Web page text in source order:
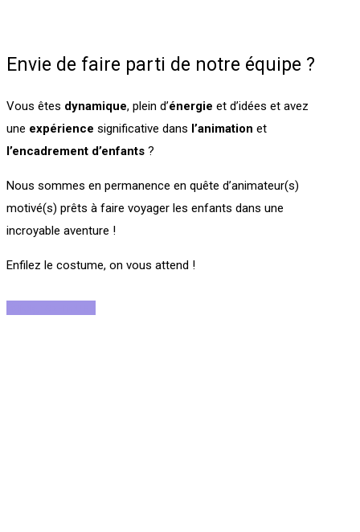
Envie de faire parti de notre équipe ?
Vous êtes dynamique, plein d’énergie et d’idées et avez
une expérience significative dans l’animation et
l’encadrement d’enfants ?
Nous sommes en permanence en quête d’animateur(s)
motivé(s) prêts à faire voyager les enfants dans une
incroyable aventure !
Enfilez le costume, on vous attend !